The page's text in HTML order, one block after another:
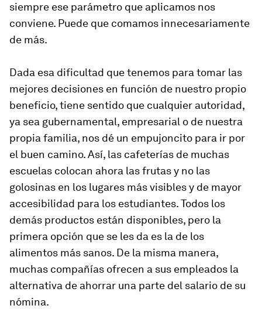
siempre ese parámetro que aplicamos nos
conviene. Puede que comamos innecesariamente
de más.
Dada esa dificultad que tenemos para tomar las
mejores decisiones en función de nuestro propio
beneficio, tiene sentido que cualquier autoridad,
ya sea gubernamental, empresarial o de nuestra
propia familia, nos dé un empujoncito para ir por
el buen camino. Así, las cafeterías de muchas
escuelas colocan ahora las frutas y no las
golosinas en los lugares más visibles y de mayor
accesibilidad para los estudiantes. Todos los
demás productos están disponibles, pero la
primera opción que se les da es la de los
alimentos más sanos. De la misma manera,
muchas compañías ofrecen a sus empleados la
alternativa de ahorrar una parte del salario de su
nómina.